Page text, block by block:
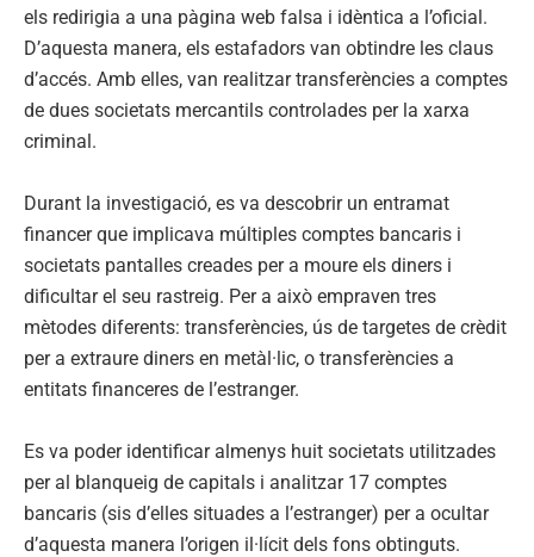
els redirigia a una pàgina web falsa i idèntica a l’oficial.
D’aquesta manera, els estafadors van obtindre les claus
d’accés. Amb elles, van realitzar transferències a comptes
de dues societats mercantils controlades per la xarxa
criminal.
Durant la investigació, es va descobrir un entramat
financer que implicava múltiples comptes bancaris i
societats pantalles creades per a moure els diners i
dificultar el seu rastreig. Per a això empraven tres
mètodes diferents: transferències, ús de targetes de crèdit
per a extraure diners en metàl·lic, o transferències a
entitats financeres de l’estranger.
Es va poder identificar almenys huit societats utilitzades
per al blanqueig de capitals i analitzar 17 comptes
bancaris (sis d’elles situades a l’estranger) per a ocultar
d’aquesta manera l’origen il·lícit dels fons obtinguts.